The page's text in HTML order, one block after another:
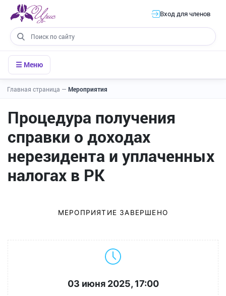
Вход для членов
☰ Меню
Главная страница — Мероприятия
Процедура получения
справки о доходах
нерезидента и уплаченных
налогах в РК
МЕРОПРИЯТИЕ ЗАВЕРШЕНО
03 июня 2025, 17:00